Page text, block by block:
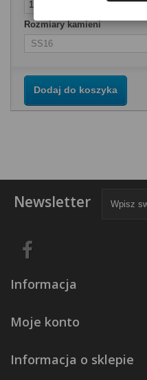
Rozmiary kamieni
Dodaj do koszyka
Newsletter
Informacja
Moje konto
Informacja o sklepie